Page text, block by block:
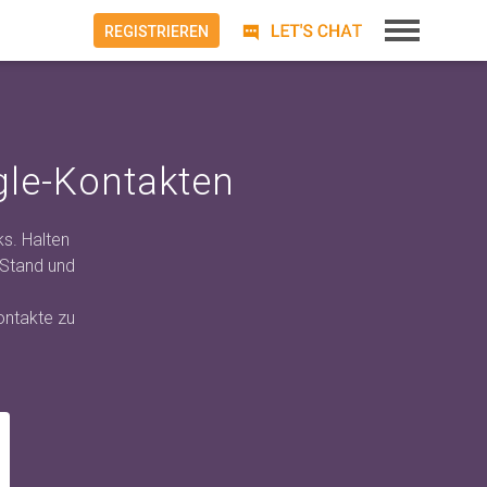
Kontakten
Halten
und
zu
REGISTRIEREN